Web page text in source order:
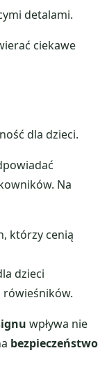
detalami.
ciekawe
dla dzieci.
Na
którzy cenią
dzieci
rówieśników.
wpływa nie
bezpieczeństwo